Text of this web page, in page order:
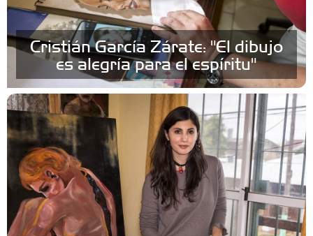
Cristián García Zárate: "El dibujo
es alegría para el espíritu"